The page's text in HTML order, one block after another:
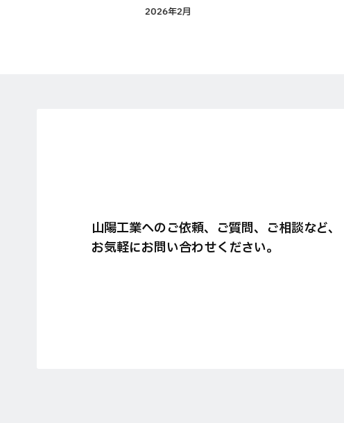
2026年2月
山陽工業へのご依頼、ご質問、ご相談など、
お気軽にお問い合わせください。